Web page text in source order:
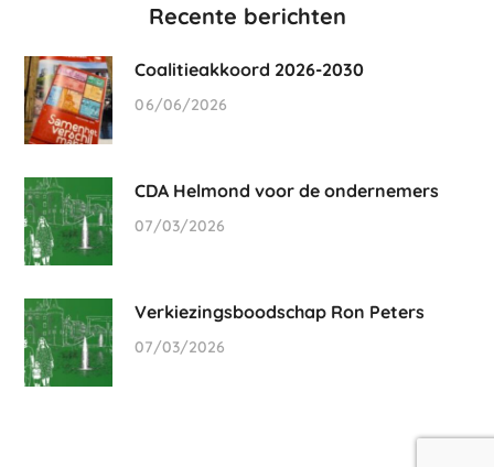
Recente berichten
Coalitieakkoord 2026-2030
06/06/2026
CDA Helmond voor de ondernemers
07/03/2026
Verkiezingsboodschap Ron Peters
07/03/2026